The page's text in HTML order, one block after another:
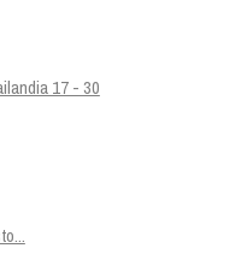
17 - 30